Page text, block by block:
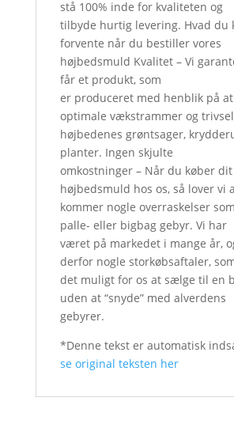
stå 100% inde for kvaliteten og
tilbyde hurtig levering. Hvad du
forvente når du bestiller vores
højbedsmuld Kvalitet – Vi
får et produkt, som
er produceret med henblik på
optimale vækstrammer og
højbedenes grøntsager,
planter. Ingen skjulte
omkostninger – Når du køber dit
højbedsmuld hos os, så lover vi
kommer nogle overraskelser
palle- eller bigbag gebyr. Vi har
været på markedet i mange år,
derfor nogle storkøbsaftaler,
det muligt for os at sælge til en
uden at “snyde” med alverdens
gebyrer.
*Denne tekst er automatisk
se original teksten her